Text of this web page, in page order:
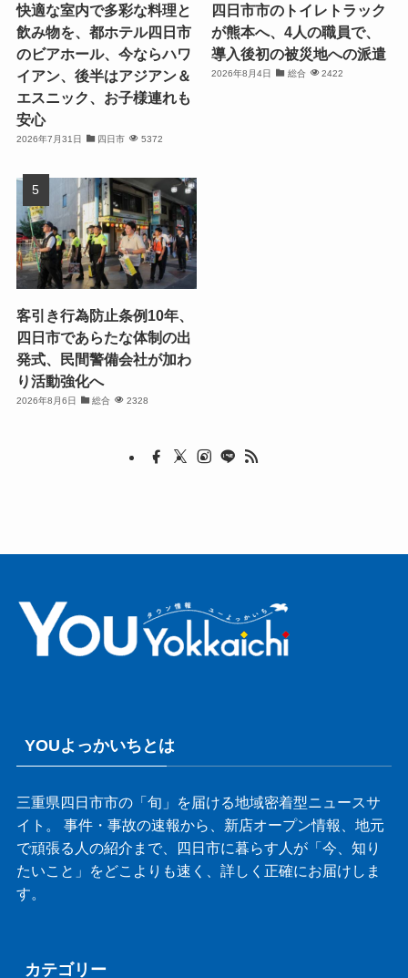
快適な室内で多彩な料理と
飲み物を、都ホテル四日市
のビアホール、今ならハワ
イアン、後半はアジアン＆
エスニック、お子様連れも
安心
2026年7月31日 四日市 5372
四日市市のトイレトラック
が熊本へ、4人の職員で、
導入後初の被災地への派遣
2026年8月4日 総合 2422
客引き行為防止条例10年、
四日市であらたな体制の出
発式、民間警備会社が加わ
り活動強化へ
2026年8月6日 総合 2328
YOUよっかいちとは
三重県四日市市の「旬」を届ける地域密着型ニュースサ
イト。 事件・事故の速報から、新店オープン情報、地元
で頑張る人の紹介まで、四日市に暮らす人が「今、知り
たいこと」をどこよりも速く、詳しく正確にお届けしま
す。
カテゴリー